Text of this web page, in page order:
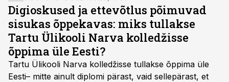
Digioskused ja ettevõtlus põimuvad
sisukas õppekavas: miks tullakse
Tartu Ülikooli Narva kolledžisse
õppima üle Eesti?
Tartu Ülikooli Narva kolledžisse tullakse õppima üle
Eesti– mitte ainult diplomi pärast, vaid sellepärast, et